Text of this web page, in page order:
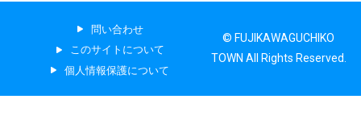
問い合わせ
このサイトについて
個人情報保護について
© FUJIKAWAGUCHIKO
TOWN All Rights Reserved.